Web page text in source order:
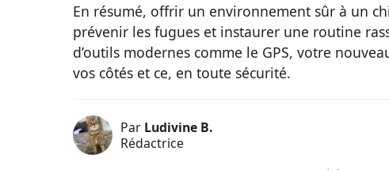
En résumé, offrir un environnement sûr à un
prévenir les fugues et instaurer une routine
d’outils modernes comme le GPS, votre
vos côtés et ce, en toute sécurité.
Par Ludivine B.
Rédactrice